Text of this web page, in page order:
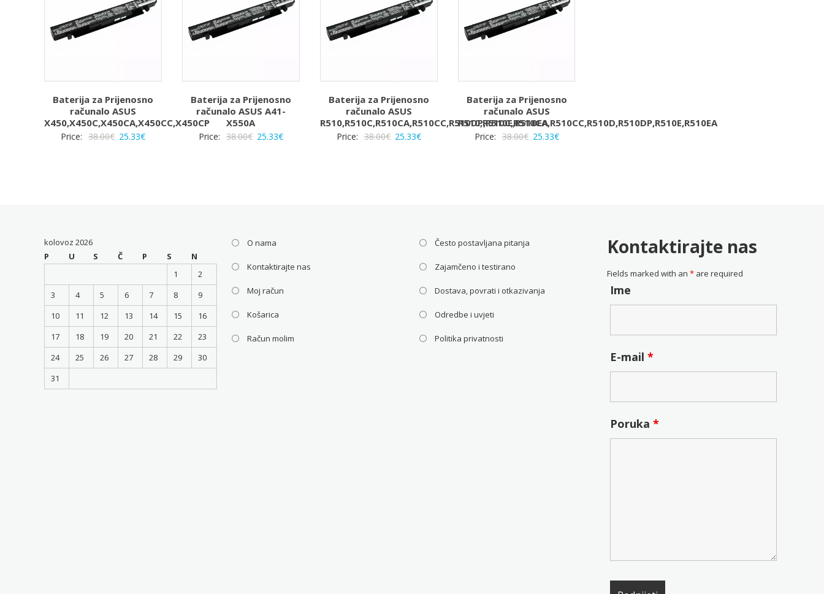
Baterija za Prijenosno
računalo ASUS
X450,X450C,X450CA,X450CC,X450CP
Price: 38.00€ Izvorna
25.33€Trenutna
Baterija za Prijenosno
računalo ASUS A41-
X550A
Price: 38.00€ Izvorna
25.33€Trenutna
Baterija za Prijenosno
računalo ASUS
R510,R510C,R510CA,R510CC,R510DP,R510E,R510EA
Price: 38.00€ Izvorna
25.33€Trenutna
Baterija za Prijenosno
računalo ASUS
R510,R510C,R510CA,R510CC,R510D,R510DP,R510E,R510EA
Price: 38.00€ Izvorna
25.33€Trenutna
kolovoz 2026
P
U S Č P S
N
1
2
3
4 5 6 7 8
9
10
11 12 13 14 15
16
17
18 19 20 21 22
23
24
25 26 27 28 29
30
31
O nama
Kontaktirajte nas
Moj račun
Košarica
Račun molim
Često postavljana pitanja
Zajamčeno i testirano
Dostava, povrati i otkazivanja
Odredbe i uvjeti
Politika privatnosti
Kontaktirajte nas
Fields marked with an* are required
Ime
E-mail*
Poruka*